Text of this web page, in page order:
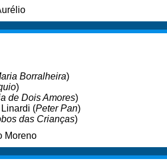
Borralheira)
)
de Dois Amores)
(Peter Pan)
das Crianças)
Moreno